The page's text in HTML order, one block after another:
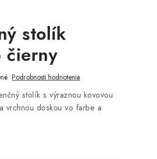
stolík
čierny
Podrobnosti hodnotenia
stolík s výraznou kovovou
vrchnou doskou vo farbe a